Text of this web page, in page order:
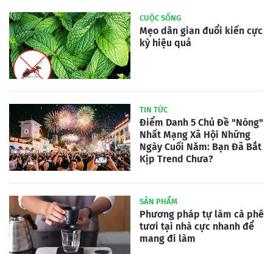
CUỘC SỐNG
Mẹo dân gian đuổi kiến cực
kỳ hiệu quả
TIN TỨC
Điểm Danh 5 Chủ Đề "Nóng"
Nhất Mạng Xã Hội Những
Ngày Cuối Năm: Bạn Đã Bắt
Kịp Trend Chưa?
SẢN PHẨM
Phương pháp tự làm cà phê
tươi tại nhà cực nhanh để
mang đi làm